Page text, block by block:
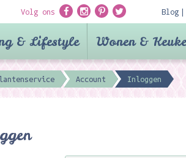
Volg ons Blog
& Lifestyle Wonen &
Account Inloggen